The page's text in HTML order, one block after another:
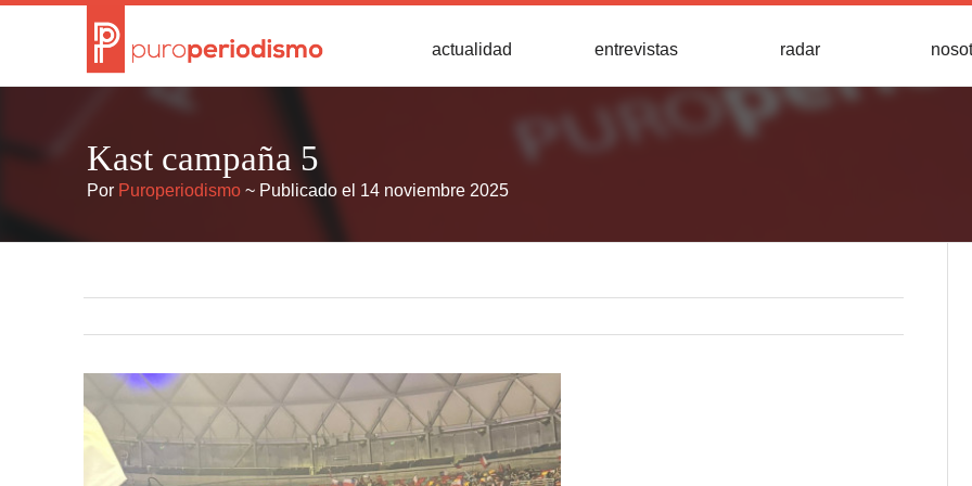
actualidad entrevistas radar
Kast campaña 5
Por Puroperiodismo ~ Publicado el 14 noviembre 2025